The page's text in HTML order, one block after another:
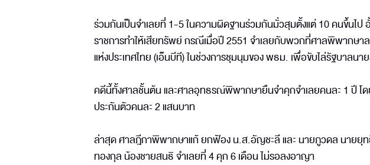
ร่วมกันเป็นจำเลยที่ 1-5 ในความผิดฐานร่วมกันมั่วสุมตั้งแต่ 10 คนขึ้นไป
ราชการทำให้เสียทรัพย์ กรณีเมื่อปี 2551 จำเลยกับพวกที่ศาลพิพากษา
แห่งประเทศไทย (เอ็นบีที) ในช่วงการชุมนุมของ พธม. เพื่อขับไล่รัฐบาลนา
คดีนี้ทั้งศาลชั้นต้น และศาลอุทธรณ์พิพากษายืนจำคุกจำเลยคนละ 1 ปี โด
ประกันตัวคนละ 2 แสนบาท
ล่าสุด ศาลฎีกาพิพากษาแก้ ยกฟ้อง น.ส.อัญชะลี และ นายภูวดล นายยุ
ทองกุล น้องชายสนธิ จำเลยที่ 4 คุก 6 เดือน ไม่รอลงอาญา